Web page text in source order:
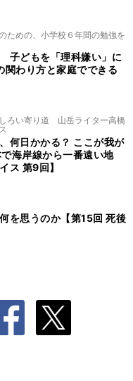
ための、小学校６年間の勉強を
子どもを「理科嫌い」に
わり方と家庭でできる
ろい寄り道 山岳ライター高橋
何日かかる？ ここが我が
海岸線から一番遠い地
ス 第9回】
を思うのか【第15回 死後